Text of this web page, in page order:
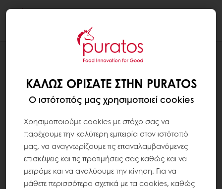
ΚΑΛΏΣ ΟΡΊΣΑΤΕ ΣΤΗΝ PURATOS
Ο ιστότοπός μας χρησιμοποιεί cookies
Χρησιμοποιούμε cookies με στόχο σας να
παρέχουμε την καλύτερη εμπειρία στον ιστότοπό
μας, να αναγνωρίζουμε τις επαναλαμβανόμενες
επισκέψεις και τις προτιμήσεις σας καθώς και να
μετράμε και να αναλύουμε την κίνηση. Για να
μάθετε περισσότερα σχετικά με τα cookies, καθώς